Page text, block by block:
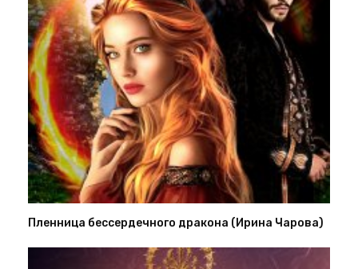
Пленница бессердечного дракона (Ирина Чарова)